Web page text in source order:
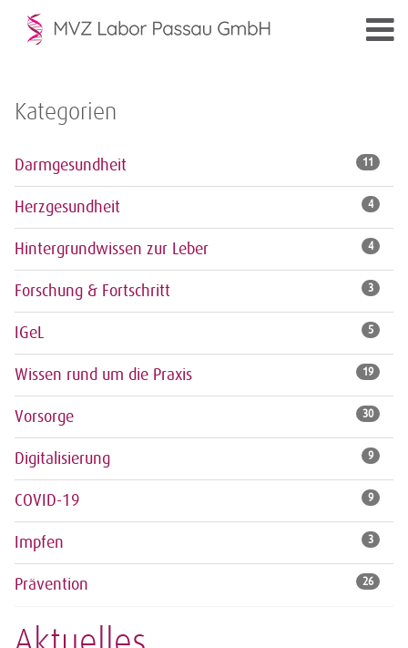
Kategorien
Darmgesundheit 11
Herzgesundheit 4
Hintergrundwissen zur Leber 4
Forschung & Fortschritt 3
IGeL 5
Wissen rund um die Praxis 19
Vorsorge 30
Digitalisierung 9
COVID-19 9
Impfen 3
Prävention 26